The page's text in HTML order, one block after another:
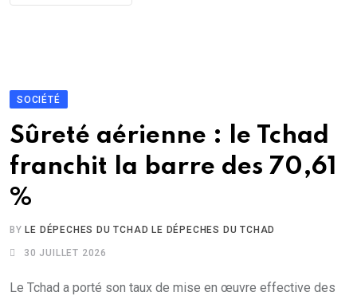
SOCIÉTÉ
Sûreté aérienne : le Tchad
franchit la barre des 70,61
%
BYLE DÉPECHES DU TCHAD LE DÉPECHES DU TCHAD
30 JUILLET 2026
Le Tchad a porté son taux de mise en œuvre effective des